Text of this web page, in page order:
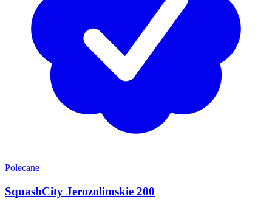
Polecane
SquashCity Jerozolimskie 200